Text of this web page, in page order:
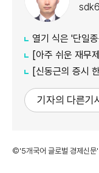
열기 식은 '단일
[아주 쉬운 재무제표]
[신동근의 증시 한 컷] "
기자의 다른기
©'5개국어 글로벌 경제신문'